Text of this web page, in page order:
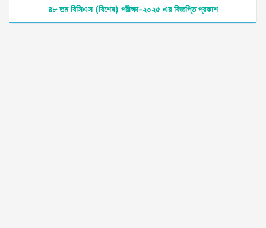
৪৮ তম বিসিএস (বিশেষ) পরীক্ষা-২০২৫ এর বিজ্ঞপ্তি প্রকাশ